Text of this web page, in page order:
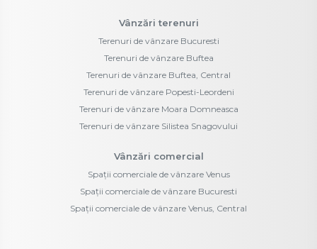
Vânzări terenuri
Terenuri de vânzare Bucuresti
Terenuri de vânzare Buftea
Terenuri de vânzare Buftea, Central
Terenuri de vânzare Popesti-Leordeni
Terenuri de vânzare Moara Domneasca
Terenuri de vânzare Silistea Snagovului
Vânzări comercial
Spații comerciale de vânzare Venus
Spații comerciale de vânzare Bucuresti
Spații comerciale de vânzare Venus, Central